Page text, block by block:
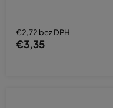
€2,72 bez DPH
€3,35